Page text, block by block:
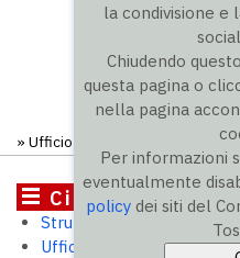
la condivisione e
Chiudendo
questa pagina o
nella pagina
Per informazioni
eventualmente
policy dei siti del
» Ufficio stampa »
Cittadini
Struttura e uffici
Ufficio relazioni con il